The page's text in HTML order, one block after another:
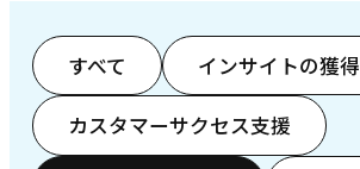
すべて インサイトの獲得
カスタマーサクセス支援